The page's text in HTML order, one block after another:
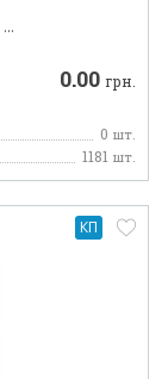
0.00 грн.
0 шт.
1181 шт.
КП